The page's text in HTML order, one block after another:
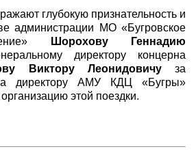
глубокую признательность и
администрации МО «Бугровское
Шорохову Геннадию
директору концерна
Виктору Леонидовичуза
а директору АМУ КДЦ «Бугры»
организацию этой поездки.